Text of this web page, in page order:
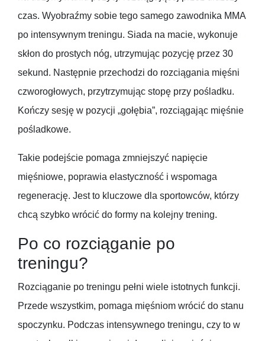
czas. Wyobraźmy sobie tego samego zawodnika MMA
po intensywnym treningu. Siada na macie, wykonuje
skłon do prostych nóg, utrzymując pozycję przez 30
sekund. Następnie przechodzi do rozciągania mięśni
czworogłowych, przytrzymując stopę przy pośladku.
Kończy sesję w pozycji „gołębia”, rozciągając mięśnie
pośladkowe.
Takie podejście pomaga zmniejszyć napięcie
mięśniowe, poprawia elastyczność i wspomaga
regenerację. Jest to kluczowe dla sportowców, którzy
chcą szybko wrócić do formy na kolejny trening.
Po co rozciąganie po
treningu?
Rozciąganie po treningu pełni wiele istotnych funkcji.
Przede wszystkim, pomaga mięśniom wrócić do stanu
spoczynku. Podczas intensywnego treningu, czy to w